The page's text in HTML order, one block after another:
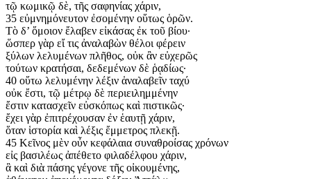
τῷ κωμικῷ δὲ, τῆς σαφηνίας χάριν,
35 εὐμνημόνευτον ἐσομένην οὕτως ὁρῶν.
Τὸ δ’ ὅμοιον ἔλαβεν εἰκάσας ἐκ τοῦ βίου·
ὥσπερ γὰρ εἴ τις ἀναλαβὼν θέλοι φέρειν
ξύλων λελυμένων πλῆθος, οὐκ ἂν εὐχερῶς
τούτων κρατήσαι, δεδεμένων δὲ ῥᾳδίως·
40 οὕτω λελυμένην λέξιν ἁναλαβεῖν ταχύ
οὐκ ἔστι, τῷ μέτρῳ δὲ περιειλημμένην
ἔστιν κατασχεῖν εὐσκόπως καὶ πιστικῶς·
ἔχει γὰρ ἐπιτρέχουσαν ἐν ἑαυτῇ χάριν,
ὅταν ἱστορία καὶ λέξις ἔμμετρος πλεκῇ.
45 Κεῖνος μὲν οὖν κεφάλαια συναθροίσας χρόνων
εἰς βασιλέως ἀπέθετο φιλαδέλφου χάριν,
ἃ καὶ διὰ πάσης γέγονε τῆς οἰκουμένης,